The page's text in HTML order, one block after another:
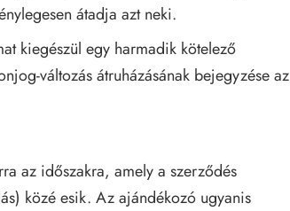
átadja azt neki.
kiegészül egy harmadik kötelező
változás átruházásának bejegyzése az
az időszakra, amely a szerződés
közé esik. Az ajándékozó ugyanis